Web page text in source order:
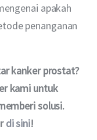
apakah
penanganan
kanker prostat?
kami untuk
solusi.
di sini!